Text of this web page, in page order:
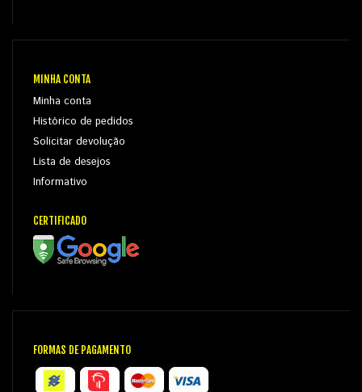
MINHA CONTA
Minha conta
Histórico de pedidos
Solicitar devolução
Lista de desejos
Informativo
CERTIFICADO
FORMAS DE PAGAMENTO